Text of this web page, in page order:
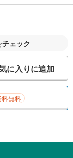
ェック
に入りに追加
料無料